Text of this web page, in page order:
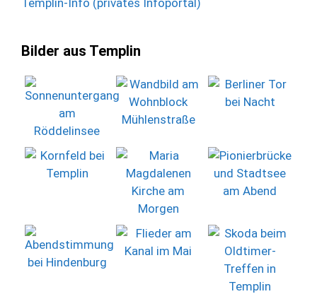
Templin-Info (privates Infoportal)
Bilder aus Templin